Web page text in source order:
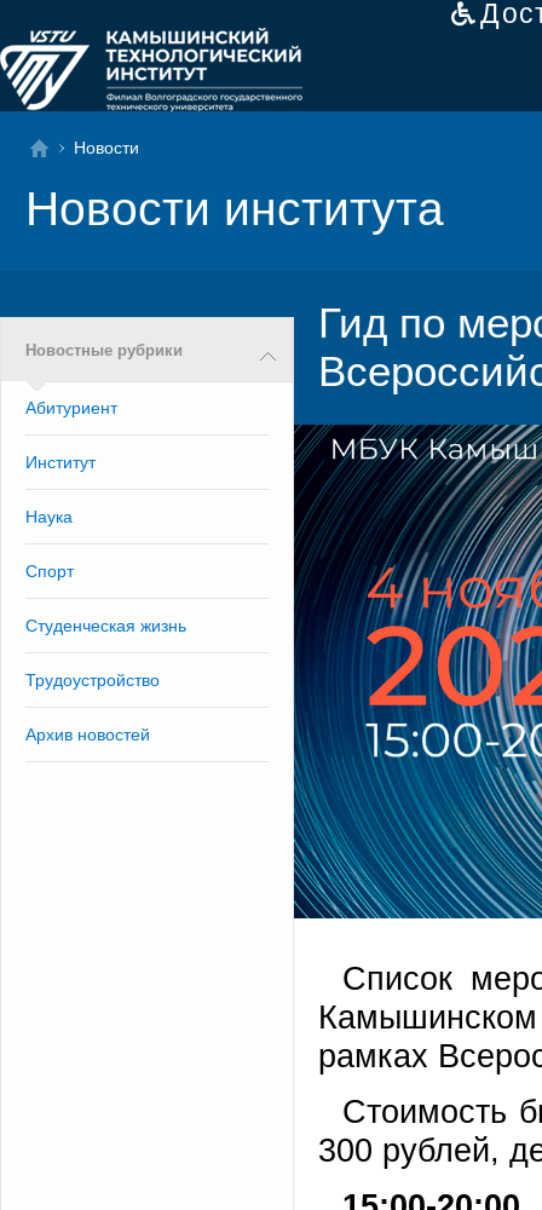
Новости
Новости института
Новостные рубрики
Абитуриент
Институт
Наука
Спорт
Студенческая жизнь
Трудоустройство
Архив новостей
Гид по
Список
рамках
Стоимость
300 рублей,